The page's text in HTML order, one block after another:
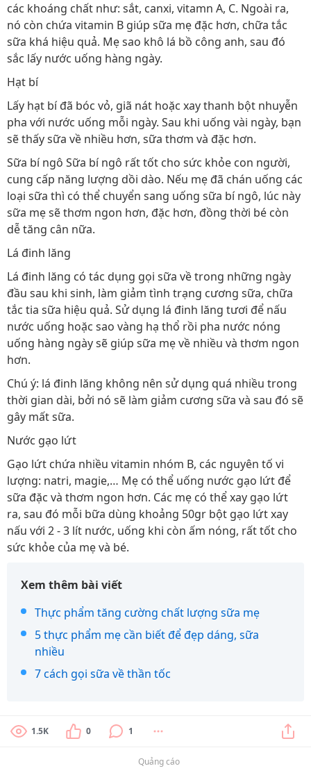
các khoáng chất như: sắt, canxi, vitamn A, C. Ngoài ra,
nó còn chứa vitamin B giúp sữa mẹ đặc hơn, chữa tắc
sữa khá hiệu quả. Mẹ sao khô lá bồ công anh, sau đó
sắc lấy nước uống hàng ngày.
Hạt bí
Lấy hạt bí đã bóc vỏ, giã nát hoặc xay thanh bột nhuyễn
pha với nước uống mỗi ngày. Sau khi uống vài ngày, bạn
sẽ thấy sữa về nhiều hơn, sữa thơm và đặc hơn.
Sữa bí ngô Sữa bí ngô rất tốt cho sức khỏe con người,
cung cấp năng lượng dồi dào. Nếu mẹ đã chán uống các
loại sữa thì có thể chuyển sang uống sữa bí ngô, lúc này
sữa mẹ sẽ thơm ngon hơn, đặc hơn, đồng thời bé còn
dễ tăng cân nữa.
Lá đinh lăng
Lá đinh lăng có tác dụng gọi sữa về trong những ngày
đầu sau khi sinh, làm giảm tình trạng cương sữa, chữa
tắc tia sữa hiệu quả. Sử dụng lá đinh lăng tươi để nấu
nước uống hoặc sao vàng hạ thổ rồi pha nước nóng
uống hàng ngày sẽ giúp sữa mẹ về nhiều và thơm ngon
hơn.
Chú ý: lá đinh lăng không nên sử dụng quá nhiều trong
thời gian dài, bởi nó sẽ làm giảm cương sữa và sau đó sẽ
gây mất sữa.
Nước gạo lứt
Gạo lứt chứa nhiều vitamin nhóm B, các nguyên tố vi
lượng: natri, magie,… Mẹ có thể uống nước gạo lứt để
sữa đặc và thơm ngon hơn. Các mẹ có thể xay gạo lứt
ra, sau đó mỗi bữa dùng khoảng 50gr bột gạo lứt xay
nấu với 2 - 3 lít nước, uống khi còn ấm nóng, rất tốt cho
sức khỏe của mẹ và bé.
Xem thêm bài viết
Thực phẩm tăng cường chất lượng sữa mẹ
5 thực phẩm mẹ cần biết để đẹp dáng, sữa
nhiều
7 cách gọi sữa về thần tốc
1.5K 0 1
Quảng cáo